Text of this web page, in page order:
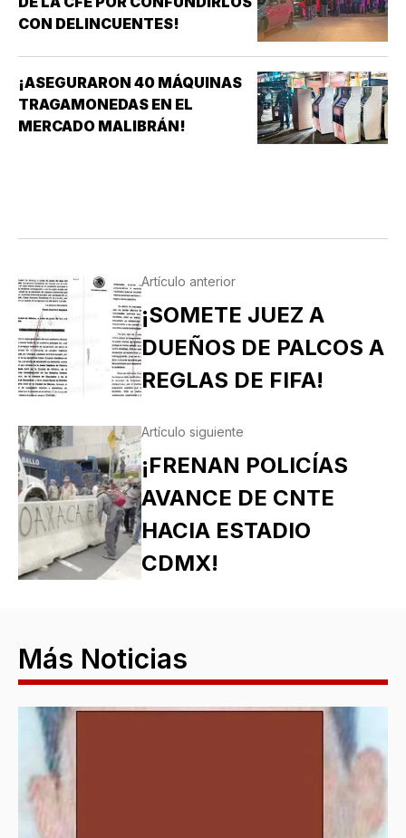
CON DELINCUENTES!
¡ASEGURARON 40 MÁQUINAS
TRAGAMONEDAS EN EL
MERCADO MALIBRÁN!
Artículo anterior
¡SOMETE JUEZ A
DUEÑOS DE PALCOS A
REGLAS DE FIFA!
Artículo siguiente
¡FRENAN POLICÍAS
AVANCE DE CNTE
HACIA ESTADIO
CDMX!
Más Noticias